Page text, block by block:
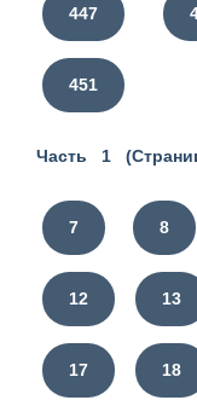
447
451
Часть 1
7 8
12 13
17 18